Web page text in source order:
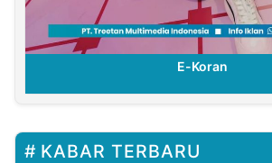
E-Koran
KABAR TERBARU